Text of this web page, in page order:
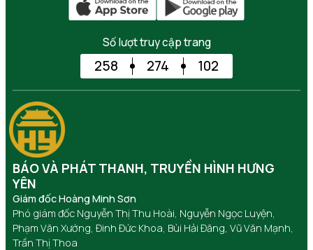
Số lượt truy cập trang
258 274 102
BÁO VÀ PHÁT THANH, TRUYỀN HÌNH HƯNG
YÊN
Giám đốc Hoàng Minh Sơn
Phó giám đốc Nguyễn Thị Thu Hoài, Nguyễn Ngọc Luyện,
Phạm Văn Xướng, Đinh Đức Khoa, Bùi Hải Đăng, Vũ Văn Mạnh,
Trần Thị Thoa